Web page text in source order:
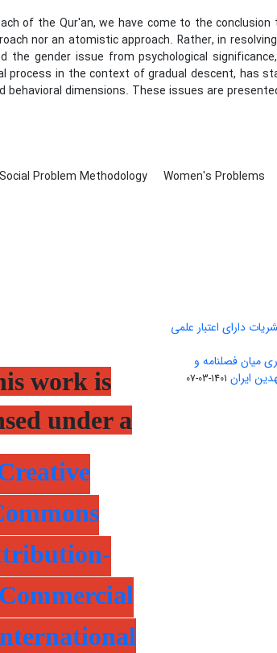
of the Qur'an, we have come to the
nor an atomistic approach. Rather, in
the gender issue from psychological
process in the context of gradual descent, has
behavioral dimensions. These issues are
Social Problem Methodology Women's Problems
دارای اعتبار علمی
میان فصلنامه و
ایران 1401-03-07
work is
under a